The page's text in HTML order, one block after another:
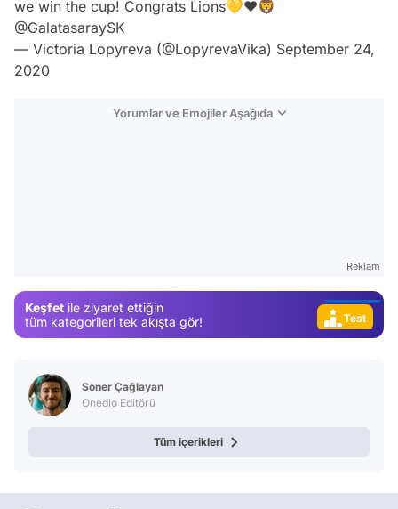
we win the cup! Congrats Lions💛❤️🦁
@GalatasaraySK
— Victoria Lopyreva (@LopyrevaVika) September 24,
2020
Yorumlar ve Emojiler Aşağıda
Reklam
Keşfet ile ziyaret ettiğin
tüm kategorileri tek akışta gör!
Test
Soner Çağlayan
Onedio Editörü
Tüm içerikleri